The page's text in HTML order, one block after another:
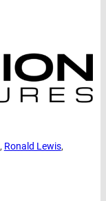
, Ronald Lewis